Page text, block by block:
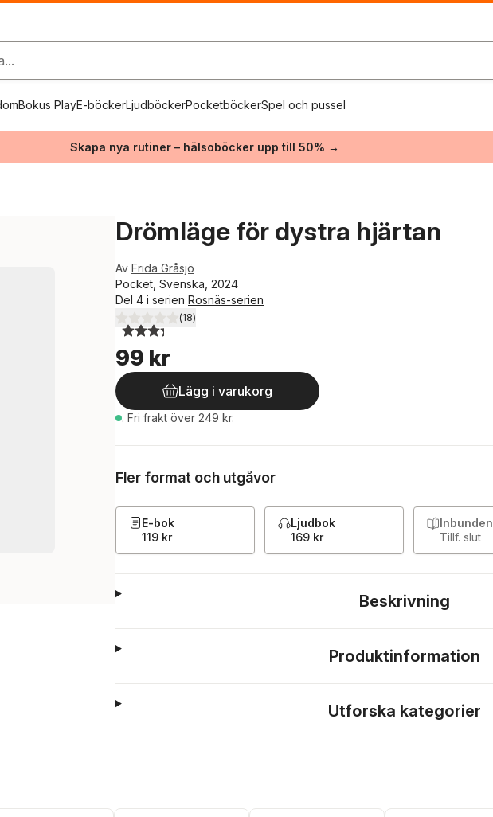
Bokus PlayE-böckerLjudböckerPocketböckerSpel och pussel
Skapa nya rutiner – hälsoböcker upp till 50% →
Drömläge för dystra hjärtan
Av Frida Gråsjö
Pocket, Svenska, 2024
Del 4 i serien Rosnäs-serien
3,3utav 5 stjärnor. Totalt antal röster:
(18)
99 kr
Lägg i varukorg
. Fri frakt över 249 kr.
Fler format och utgåvor
E-bok
119 kr
Ljudbok
169 kr
Inbunden
Tillf. slut
Beskrivning
Produktinformation
Utforska kategorier